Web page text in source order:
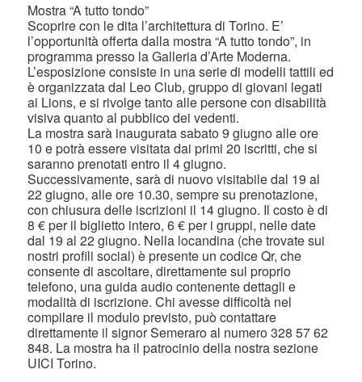
Mostra “A tutto tondo”
Scoprire con le dita l’architettura di Torino. E’
l’opportunità offerta dalla mostra “A tutto tondo”, in
programma presso la Galleria d’Arte Moderna.
L’esposizione consiste in una serie di modelli tattili ed
è organizzata dal Leo Club, gruppo di giovani legati
ai Lions, e si rivolge tanto alle persone con disabilità
visiva quanto al pubblico dei vedenti.
La mostra sarà inaugurata sabato 9 giugno alle ore
10 e potrà essere visitata dai primi 20 iscritti, che si
saranno prenotati entro il 4 giugno.
Successivamente, sarà di nuovo visitabile dal 19 al
22 giugno, alle ore 10.30, sempre su prenotazione,
con chiusura delle iscrizioni il 14 giugno. Il costo è di
8 € per il biglietto intero, 6 € per i gruppi, nelle date
dal 19 al 22 giugno. Nella locandina (che trovate sui
nostri profili social) è presente un codice Qr, che
consente di ascoltare, direttamente sul proprio
telefono, una guida audio contenente dettagli e
modalità di iscrizione. Chi avesse difficoltà nel
compilare il modulo previsto, può contattare
direttamente il signor Semeraro al numero 328 57 62
848. La mostra ha il patrocinio della nostra sezione
UICI Torino.